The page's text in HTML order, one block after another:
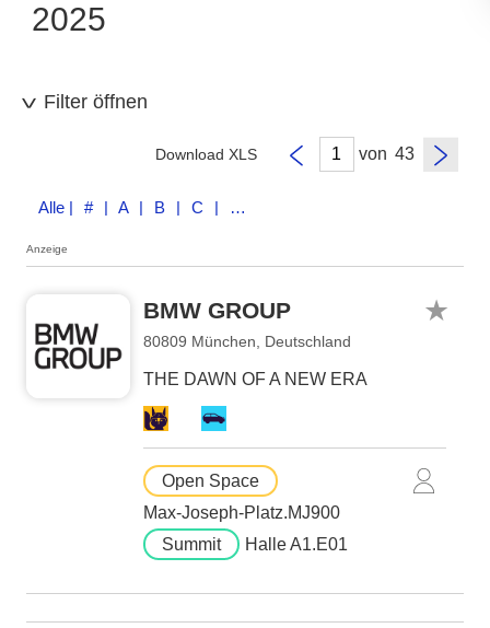
2025
Filter öffnen
Download XLS von
Alle | # | A | B | C | D | E | F | G | H | I | J | K | L | M | N | O | P | Q | R | S | T | U | V | W | X | Y | Z
Anzeige
BMW GROUP
80809 München, Deutschland
THE DAWN OF A NEW ERA
Open Space
Max-Joseph-Platz.MJ900
Summit
Halle A1.E01